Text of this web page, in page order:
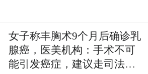
女子称丰胸术9个月后确诊乳
腺癌，医美机构：手术不可
能引发癌症，建议走司法途